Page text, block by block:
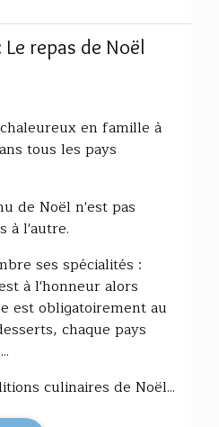
repas de Noël
en famille à
tous les pays
de Noël n'est pas
à l'autre.
ses spécialités :
à l'honneur alors
est obligatoirement au
chaque pays
culinaires de Noël...